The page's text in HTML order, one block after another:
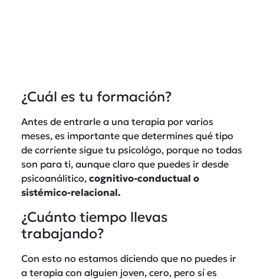
¿Cuál es tu formación?
Antes de entrarle a una terapia por varios
meses, es importante que determines qué tipo
de corriente sigue tu psicológo, porque no todas
son para ti, aunque claro que puedes ir desde
psicoanálitico, cognitivo-conductual o
sistémico-relacional.
¿Cuánto tiempo llevas
trabajando?
Con esto no estamos diciendo que no puedes ir
a terapia con alguien joven, cero, pero sí es